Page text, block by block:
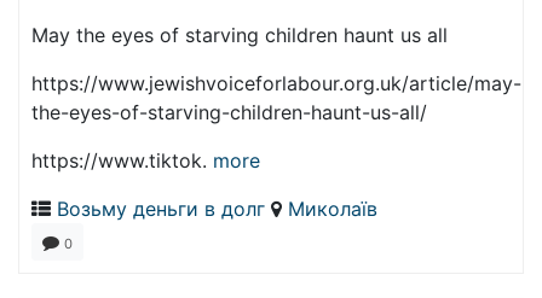
May the eyes of starving children haunt us all
https://www.jewishvoiceforlabour.org.uk/article/may-
the-eyes-of-starving-children-haunt-us-all/
https://www.tiktok. more
Возьму деньги в долг
Миколаїв
0